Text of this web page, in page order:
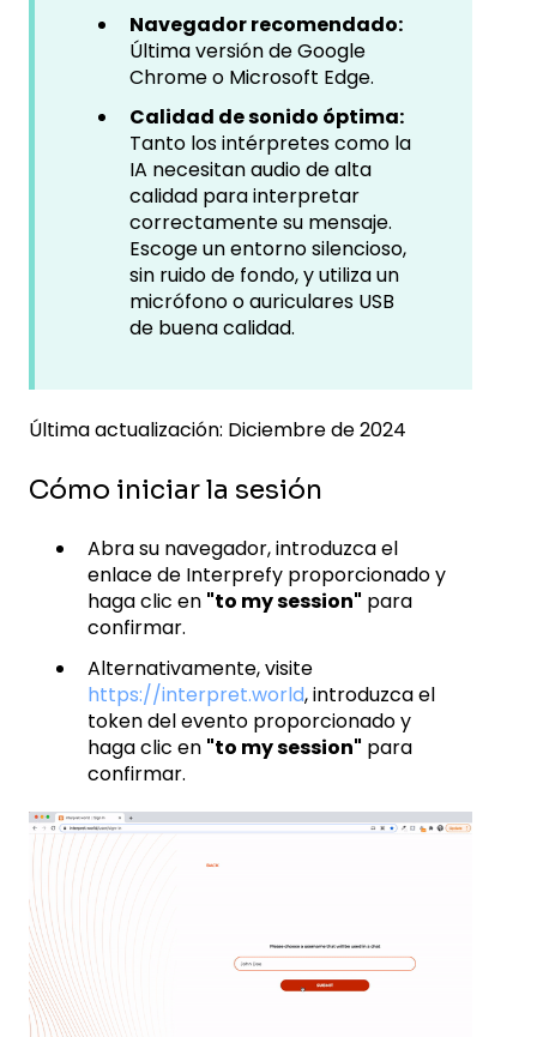
Navegador recomendado:
Última versión de Google
Chrome o Microsoft Edge.
Calidad de sonido óptima:
Tanto los intérpretes como la
IA necesitan audio de alta
calidad para interpretar
correctamente su mensaje.
Escoge un entorno silencioso,
sin ruido de fondo, y utiliza un
micrófono o auriculares USB
de buena calidad.
Última actualización: Diciembre de 2024
Cómo iniciar la sesión
Abra su navegador, introduzca el
enlace de Interprefy proporcionado y
haga clic en "to my session" para
confirmar.
Alternativamente, visite
https://interpret.world, introduzca el
token del evento proporcionado y
haga clic en "to my session" para
confirmar.